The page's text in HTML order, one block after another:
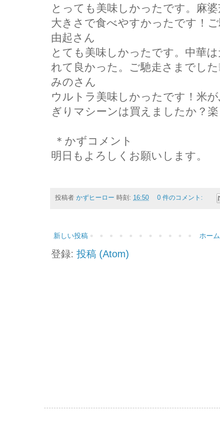
とっても美味しかったです。麻
大きさで食べやすかったです！ご
由起さん
とても美味しかったです。中華
れて良かった。ご馳走さまでした
みのさん
ウルトラ美味しかったです！米
ぎりマシーンは買えましたか？
＊かずコメント
明日もよろしくお願いします。
投稿者 かずヒーロー 時刻: 16:50 0 件のコメント:
新しい投稿 ホーム
登録: 投稿 (Atom)